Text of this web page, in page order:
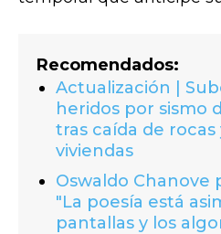
Recomendados:
Actualización |
heridos por sismo
tras caída de rocas
viviendas
Oswaldo Chanove
"La poesía está
pantallas y los